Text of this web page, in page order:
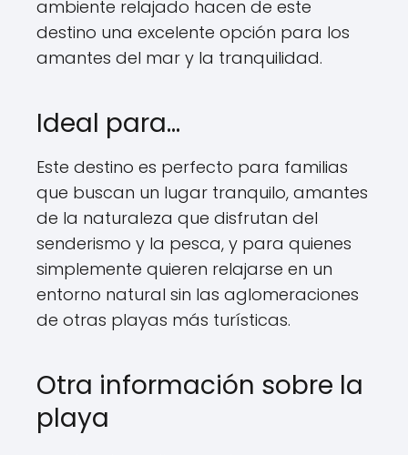
ambiente relajado hacen de este
destino una excelente opción para los
amantes del mar y la tranquilidad.
Ideal para…
Este destino es perfecto para familias
que buscan un lugar tranquilo, amantes
de la naturaleza que disfrutan del
senderismo y la pesca, y para quienes
simplemente quieren relajarse en un
entorno natural sin las aglomeraciones
de otras playas más turísticas.
Otra información sobre la
playa